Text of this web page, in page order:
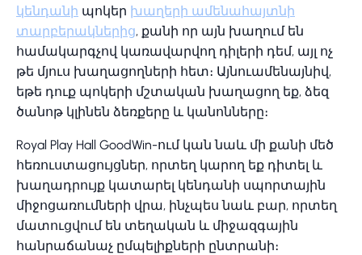
կենդանի պոկեր խաղերի ամենահայտնի
տարբերակներից, քանի որ այն խաղում են
համակարգչով կառավարվող դիլերի դեմ, այլ ոչ
թե մյուս խաղացողների հետ։ Այնուամենայնիվ,
եթե դուք պոկերի մշտական խաղացող եք, ձեզ
ծանոթ կլինեն ձեռքերը և կանոնները։
Royal Play Hall GoodWin-ում կան նաև մի քանի մեծ
հեռուստացույցներ, որտեղ կարող եք դիտել և
խաղադրույք կատարել կենդանի սպորտային
միջոցառումների վրա, ինչպես նաև բար, որտեղ
մատուցվում են տեղական և միջազգային
հանրաճանաչ ըմպելիքների ընտրանի։